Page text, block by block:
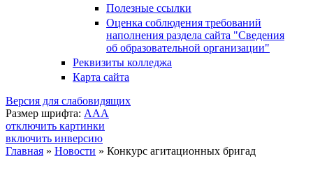
Полезные ссылки
Оценка соблюдения требований
наполнения раздела сайта "Сведения
об образовательной организации"
Реквизиты колледжа
Карта сайта
Версия для слабовидящих
Размер шрифта: AAA
отключить картинки
включить инверсию
Главная » Новости » Конкурс агитационных бригад